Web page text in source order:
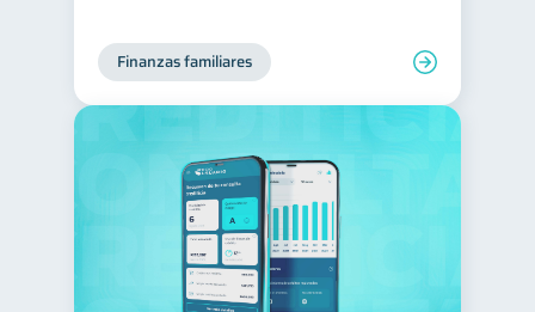
Finanzas familiares